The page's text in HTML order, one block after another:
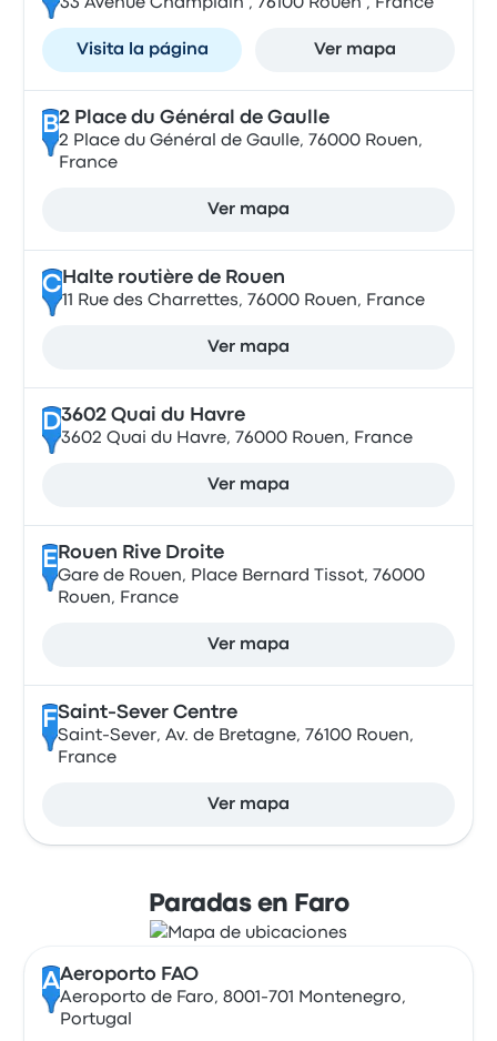
33 Avenue Champlain , 76100 Rouen , France
Visita la página Ver mapa
B2 Place du Général de Gaulle
2 Place du Général de Gaulle, 76000 Rouen,
France
Ver mapa
CHalte routière de Rouen
11 Rue des Charrettes, 76000 Rouen, France
Ver mapa
D3602 Quai du Havre
3602 Quai du Havre, 76000 Rouen, France
Ver mapa
E Rouen Rive Droite
Gare de Rouen, Place Bernard Tissot, 76000
Rouen, France
Ver mapa
FSaint-Sever Centre
Saint-Sever, Av. de Bretagne, 76100 Rouen,
France
Ver mapa
Paradas en Faro
AAeroporto FAO
Aeroporto de Faro, 8001-701 Montenegro,
Portugal